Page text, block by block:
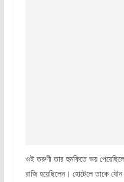
ওই তরুণী তার হুমকিতে ভয়
রাজি হয়েছিলেন। হোটেলে তাকে